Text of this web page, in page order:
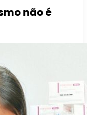
não é